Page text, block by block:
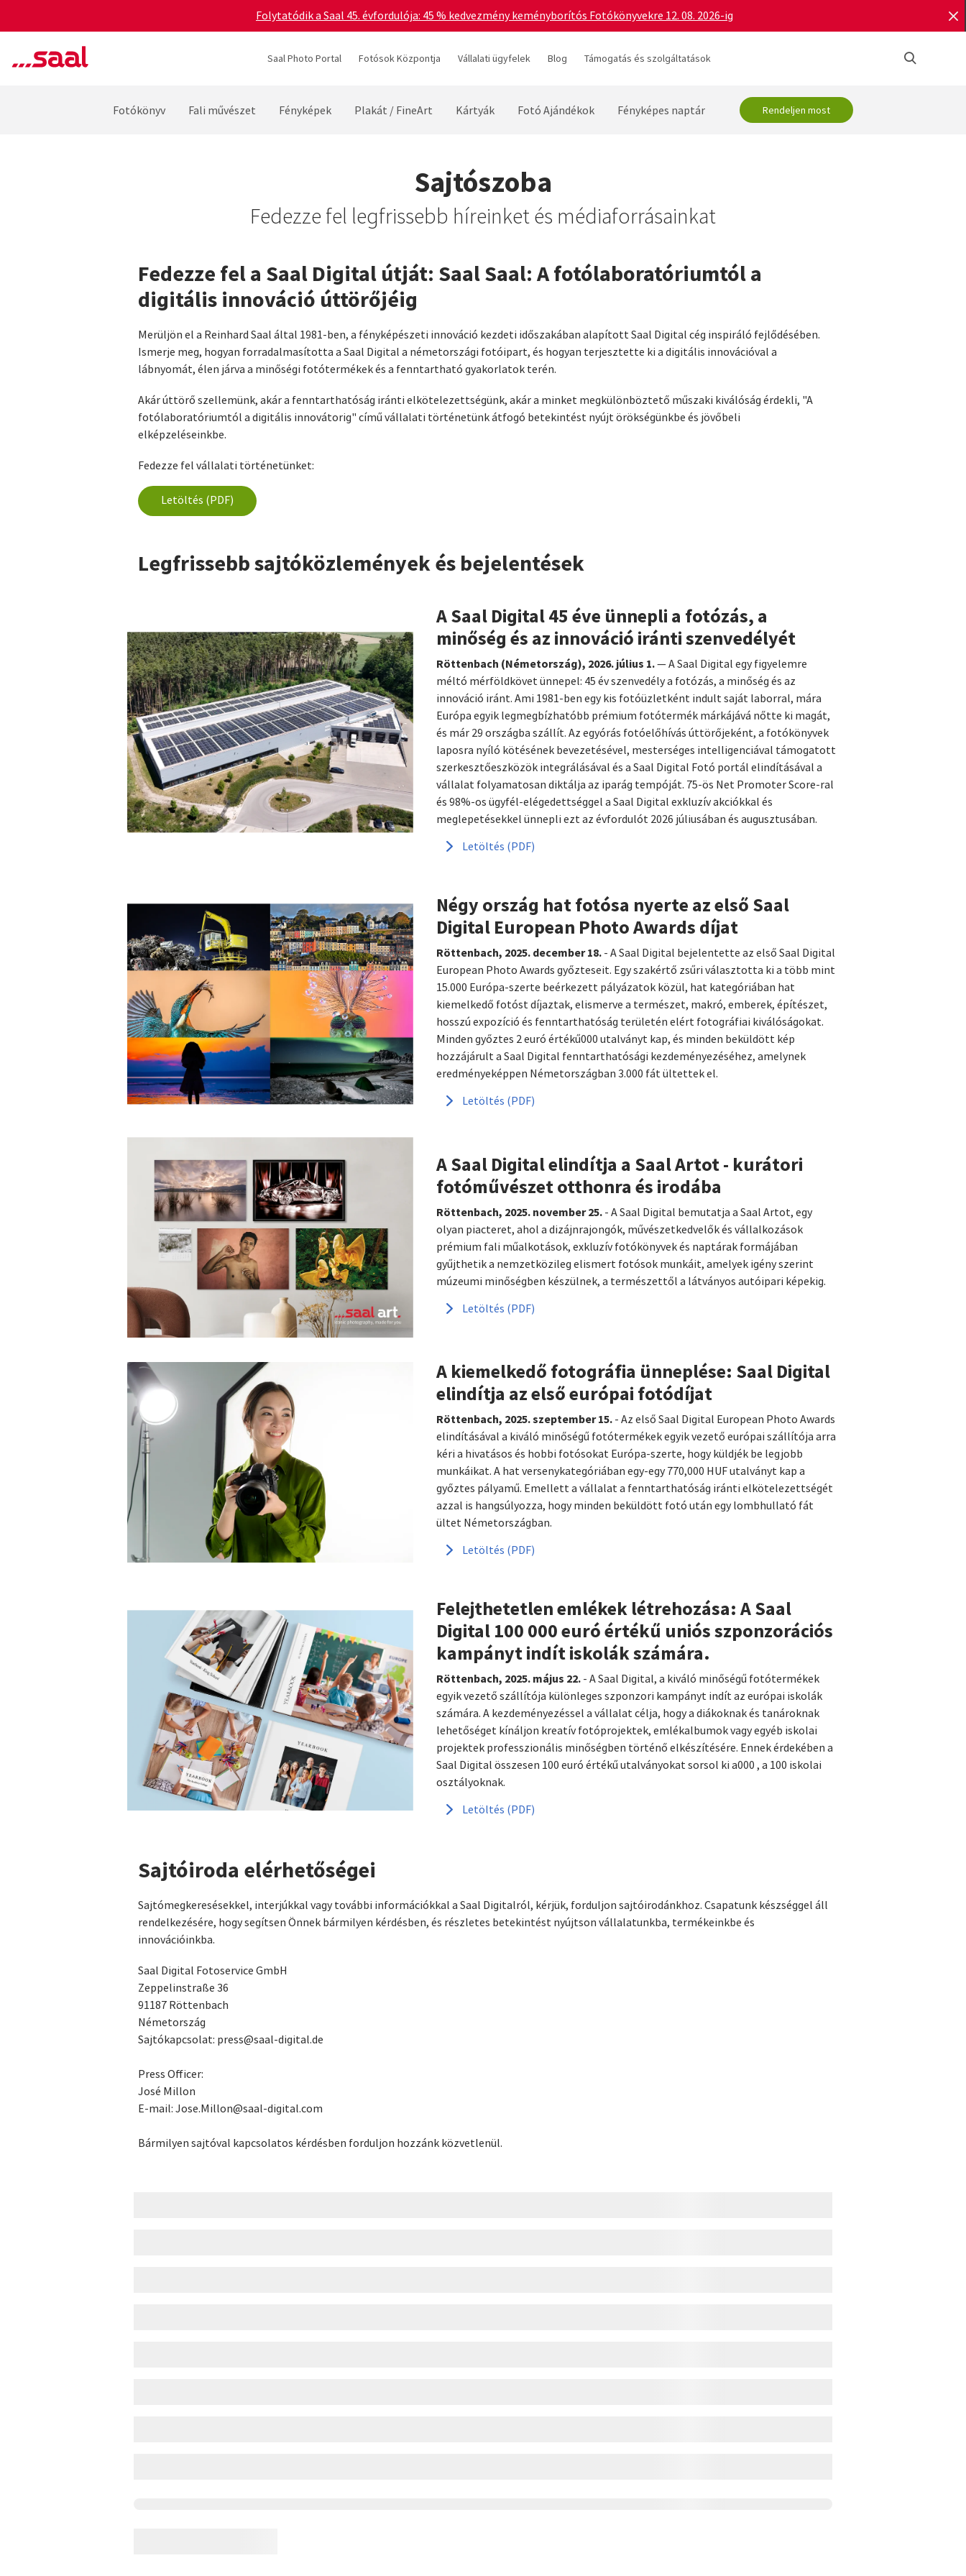
Folytatódik a Saal 45. évfordulója: 45 % kedvezmény keményborítós Fotókönyvekre 12. 08. 2026-ig
Saal Photo Portal Fotósok Központja Vállalati ügyfelek Blog Támogatás és szolgáltatások
Fotókönyv Fali művészet Fényképek Plakát / FineArt Kártyák Fotó Ajándékok Fényképes naptár Rendeljen most
Sajtószoba
Fedezze fel legfrissebb híreinket és médiaforrásainkat
Fedezze fel a Saal Digital útját: Saal Saal: A fotólaboratóriumtól a
digitális innováció úttörőjéig
Merüljön el a Reinhard Saal által 1981-ben, a fényképészeti innováció kezdeti időszakában alapított Saal Digital cég inspiráló fejlődésében.
Ismerje meg, hogyan forradalmasította a Saal Digital a németországi fotóipart, és hogyan terjesztette ki a digitális innovációval a
lábnyomát, élen járva a minőségi fotótermékek és a fenntartható gyakorlatok terén.
Akár úttörő szellemünk, akár a fenntarthatóság iránti elkötelezettségünk, akár a minket megkülönböztető műszaki kiválóság érdekli, "A
fotólaboratóriumtól a digitális innovátorig" című vállalati történetünk átfogó betekintést nyújt örökségünkbe és jövőbeli
elképzeléseinkbe.
Fedezze fel vállalati történetünket:
Letöltés (PDF)
Legfrissebb sajtóközlemények és bejelentések
A Saal Digital 45 éve ünnepli a fotózás, a
minőség és az innováció iránti szenvedélyét
Röttenbach (Németország), 2026. július 1.— A Saal Digital egy figyelemre
méltó mérföldkövet ünnepel: 45 év szenvedély a fotózás, a minőség és az
innováció iránt. Ami 1981-ben egy kis fotóüzletként indult saját laborral, mára
Európa egyik legmegbízhatóbb prémium fotótermék márkájává nőtte ki magát,
és már 29 országba szállít. Az egyórás fotóelőhívás úttörőjeként, a fotókönyvek
laposra nyíló kötésének bevezetésével, mesterséges intelligenciával támogatott
szerkesztőeszközök integrálásával és a Saal Digital Fotó portál elindításával a
vállalat folyamatosan diktálja az iparág tempóját. 75-ös Net Promoter Score-ral
és 98%-os ügyfél-elégedettséggel a Saal Digital exkluzív akciókkal és
meglepetésekkel ünnepli ezt az évfordulót 2026 júliusában és augusztusában.
Letöltés (PDF)
Négy ország hat fotósa nyerte az első Saal
Digital European Photo Awards díjat
Röttenbach, 2025. december 18. - A Saal Digital bejelentette az első Saal Digital
European Photo Awards győzteseit. Egy szakértő zsűri választotta ki a több mint
15.000 Európa-szerte beérkezett pályázatok közül, hat kategóriában hat
kiemelkedő fotóst díjaztak, elismerve a természet, makró, emberek, építészet,
hosszú expozíció és fenntarthatóság területén elért fotográfiai kiválóságokat.
Minden győztes 2 euró értékű000 utalványt kap, és minden beküldött kép
hozzájárult a Saal Digital fenntarthatósági kezdeményezéséhez, amelynek
eredményeképpen Németországban 3.000 fát ültettek el.
Letöltés (PDF)
A Saal Digital elindítja a Saal Artot - kurátori
fotóművészet otthonra és irodába
Röttenbach, 2025. november 25. - A Saal Digital bemutatja a Saal Artot, egy
olyan piacteret, ahol a dizájnrajongók, művészetkedvelők és vállalkozások
prémium fali műalkotások, exkluzív fotókönyvek és naptárak formájában
gyűjthetik a nemzetközileg elismert fotósok munkáit, amelyek igény szerint
múzeumi minőségben készülnek, a természettől a látványos autóipari képekig.
Letöltés (PDF)
A kiemelkedő fotográfia ünneplése: Saal Digital
elindítja az első európai fotódíjat
Röttenbach, 2025. szeptember 15. - Az első Saal Digital European Photo Awards
elindításával a kiváló minőségű fotótermékek egyik vezető európai szállítója arra
kéri a hivatásos és hobbi fotósokat Európa-szerte, hogy küldjék be legjobb
munkáikat. A hat versenykategóriában egy-egy 770,000 HUF utalványt kap a
győztes pályamű. Emellett a vállalat a fenntarthatóság iránti elkötelezettségét
azzal is hangsúlyozza, hogy minden beküldött fotó után egy lombhullató fát
ültet Németországban.
Letöltés (PDF)
Felejthetetlen emlékek létrehozása: A Saal
Digital 100 000 euró értékű uniós szponzorációs
kampányt indít iskolák számára.
Röttenbach, 2025. május 22. - A Saal Digital, a kiváló minőségű fotótermékek
egyik vezető szállítója különleges szponzori kampányt indít az európai iskolák
számára. A kezdeményezéssel a vállalat célja, hogy a diákoknak és tanároknak
lehetőséget kínáljon kreatív fotóprojektek, emlékalbumok vagy egyéb iskolai
projektek professzionális minőségben történő elkészítésére. Ennek érdekében a
Saal Digital összesen 100 euró értékű utalványokat sorsol ki a000 , a 100 iskolai
osztályoknak.
Letöltés (PDF)
Sajtóiroda elérhetőségei
Sajtómegkeresésekkel, interjúkkal vagy további információkkal a Saal Digitalról, kérjük, forduljon sajtóirodánkhoz. Csapatunk készséggel áll
rendelkezésére, hogy segítsen Önnek bármilyen kérdésben, és részletes betekintést nyújtson vállalatunkba, termékeinkbe és
innovációinkba.
Saal Digital Fotoservice GmbH
Zeppelinstraße 36
91187 Röttenbach
Németország
Sajtókapcsolat: press@saal-digital.de
Press Officer:
José Millon
E-mail: Jose.Millon@saal-digital.com
Bármilyen sajtóval kapcsolatos kérdésben forduljon hozzánk közvetlenül.